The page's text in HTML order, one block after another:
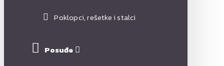
Poklopci, rešetke i stalci
Posuđe